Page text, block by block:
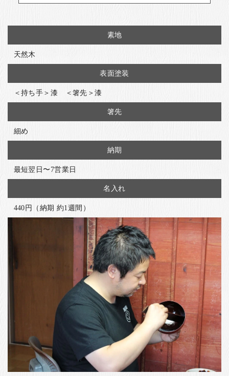
素地
天然木
表面塗装
＜持ち手＞漆 ＜箸先＞漆
箸先
細め
納期
最短翌日〜7営業日
名入れ
440円（納期 約1週間）